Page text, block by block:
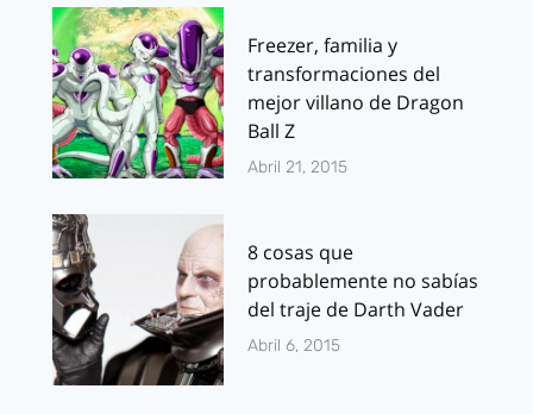
Freezer, familia y
transformaciones del
mejor villano de Dragon
Ball Z
Abril 21, 2015
8 cosas que
probablemente no sabías
del traje de Darth Vader
Abril 6, 2015